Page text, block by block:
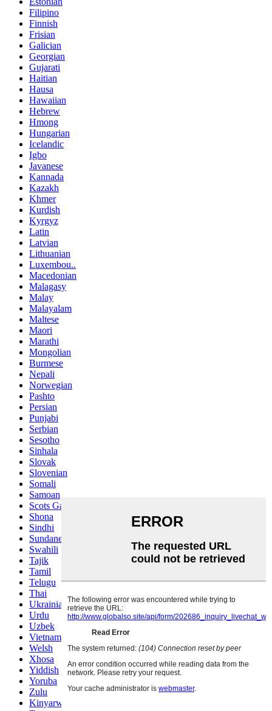
Filipino
Finnish
Frisian
Galician
Georgian
Gujarati
Haitian
Hausa
Hawaiian
Hebrew
Hmong
Hungarian
Icelandic
Igbo
Javanese
Kannada
Kazakh
Khmer
Kurdish
Kyrgyz
Latin
Latvian
Lithuanian
Luxembou..
Macedonian
Malagasy
Malay
Malayalam
Maltese
Maori
Marathi
Mongolian
Burmese
Nepali
Norwegian
Pashto
Persian
Punjabi
Serbian
Sesotho
Sinhala
Slovak
Slovenian
Somali
Samoan
Scots Gaelic
Shona
Sindhi
Sundanese
Swahili
Tajik
Tamil
Telugu
Thai
Ukrainian
Urdu
Uzbek
Vietnamese
Welsh
Xhosa
Yiddish
Yoruba
Zulu
Kinyarwanda